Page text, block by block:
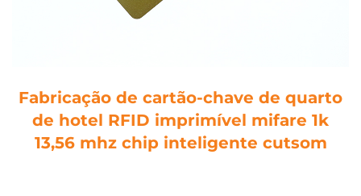
Fabricação de cartão-chave de quarto
de hotel RFID imprimível mifare 1k
13,56 mhz chip inteligente cutsom